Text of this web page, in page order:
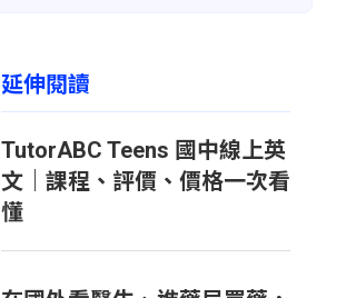
延伸閱讀
TutorABC Teens 國中線上英
文｜課程、評價、價格一次看
懂